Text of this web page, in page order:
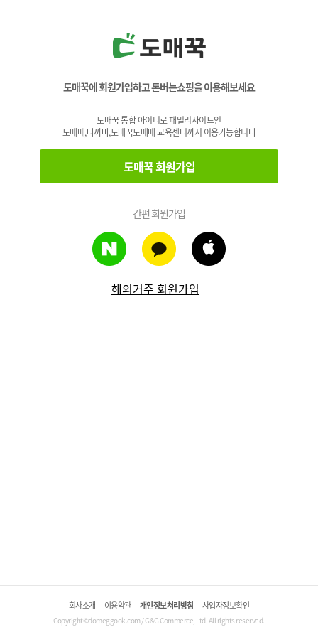
도매꾹에 회원가입하고 돈버는쇼핑을 이용해보세요
도매꾹 통합 아이디로 패밀리사이트인
도매매,나까마,도매꾹도매매 교육센터까지 이용가능합니다
도매꾹 회원가입
간편 회원가입
해외거주 회원가입
회사소개 이용약관 개인정보처리방침 사업자정보확인
Copyright©domeggook.com / G&G Commerce, Ltd. All rights reserved.